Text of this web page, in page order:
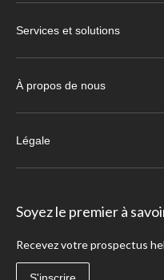
Services et solutions
À propos de nous
Légale
Soyez le premier à
Recevez votre prospectus
S'inscrire